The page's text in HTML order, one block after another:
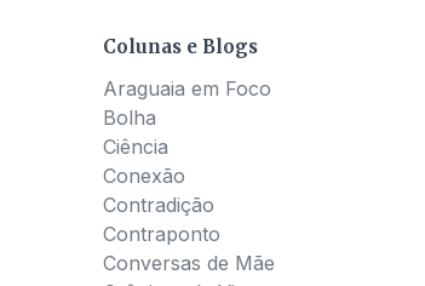
Colunas e Blogs
Araguaia em Foco
Bolha
Ciência
Conexão
Contradição
Contraponto
Conversas de Mãe